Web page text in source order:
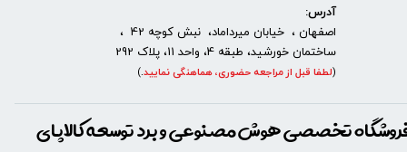
تخصصی هوش مصنوعی و برد توسعه کالاپای
آدرس:
اصفهان ، خیابان میرداماد، نبش کوچه 42 ،
ساختمان خورشید، طبقه 4، واحد 11، پلاک 292
(لطفا قبل از مراجعه حضوری، هماهنگی نمایید.
)